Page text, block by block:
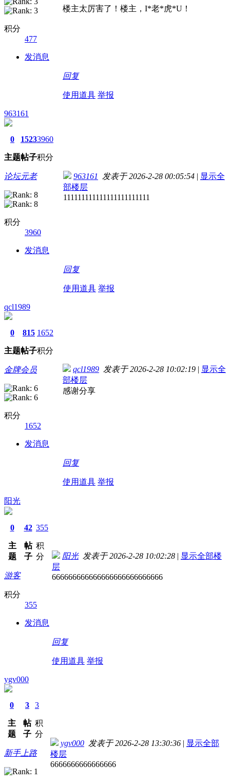
积分
477
发消息
楼主太厉害了！楼主，I*老*虎*U！
回复
使用道具 举报
963161
0
主题
1523
帖子
3960
积分
论坛元老
积分
3960
发消息
963161 发表于 2026-2-28 00:05:54 | 显示全
部楼层
111111111111111111111111
回复
使用道具 举报
qcl1989
0
主题
815
帖子
1652
积分
金牌会员
积分
1652
发消息
qcl1989 发表于 2026-2-28 10:02:19 | 显示全
部楼层
感谢分享
回复
使用道具 举报
阳光
0
主
题
42
帖
子
355
积
分
游客
积分
355
发消息
阳光发表于 2026-2-28 10:02:28 | 显示全部楼
层
666666666666666666666666666
回复
使用道具 举报
ygv000
0
主
题
3
帖
子
3
积
分
新手上路
ygv000 发表于 2026-2-28 13:30:36 | 显示全部
楼层
6666666666666666